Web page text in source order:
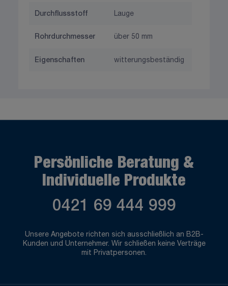
Durchflussstoff Lauge
Rohrdurchmesser über 50 mm
Eigenschaften witterungsbeständig
Persönliche Beratung &
Individuelle Produkte
0421 69 444 999
Unsere Angebote richten sich ausschließlich an B2B-
Kunden und Unternehmer. Wir schließen keine Verträge
mit Privatpersonen.